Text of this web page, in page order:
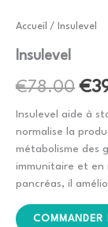
Accueil / Insulevel
Insulevel
€78.00 Le
prix
€
Insulevel aide à
normalise la
métabolisme des
immunitaire et
pancréas, il
COMMANDER